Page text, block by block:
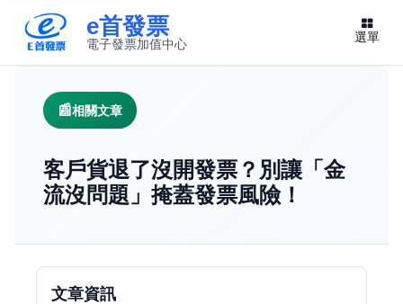
e首發票
電子發票加值中心 選單
相關文章
客戶貨退了沒開發票？別讓「金
流沒問題」掩蓋發票風險！
文章資訊